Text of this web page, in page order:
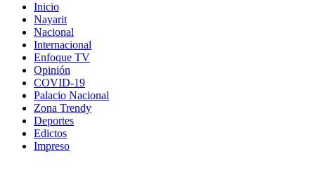
Inicio
Nayarit
Nacional
Internacional
Enfoque TV
Opinión
COVID-19
Palacio Nacional
Zona Trendy
Deportes
Edictos
Impreso